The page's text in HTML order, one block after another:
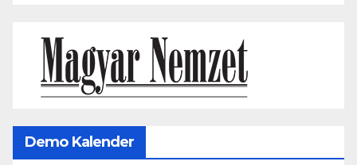
Demo Kalender